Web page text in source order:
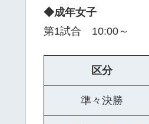
◆成年女子
第1試合 10:00～
区分
準々決勝